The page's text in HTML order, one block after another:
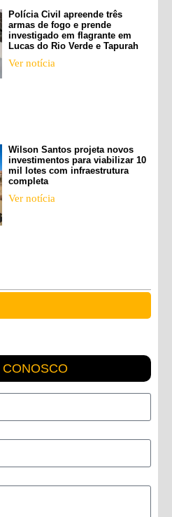
Polícia Civil apreende três
armas de fogo e prende
investigado em flagrante em
Lucas do Rio Verde e Tapurah
Ver notícia
Wilson Santos projeta novos
investimentos para viabilizar 10
mil lotes com infraestrutura
completa
Ver notícia
CONOSCO